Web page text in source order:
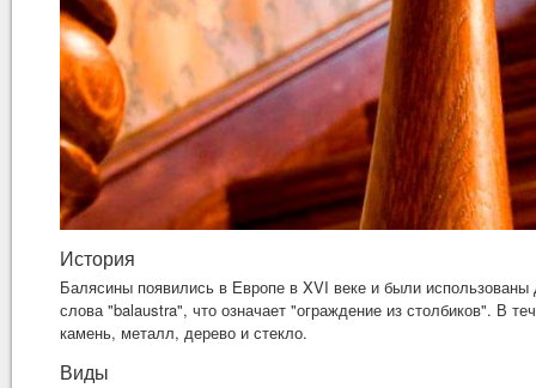
История
Балясины появились в Европе в XVI веке и были использованы
слова "balaustra", что означает "ограждение из столбиков". В
камень, металл, дерево и стекло.
Виды